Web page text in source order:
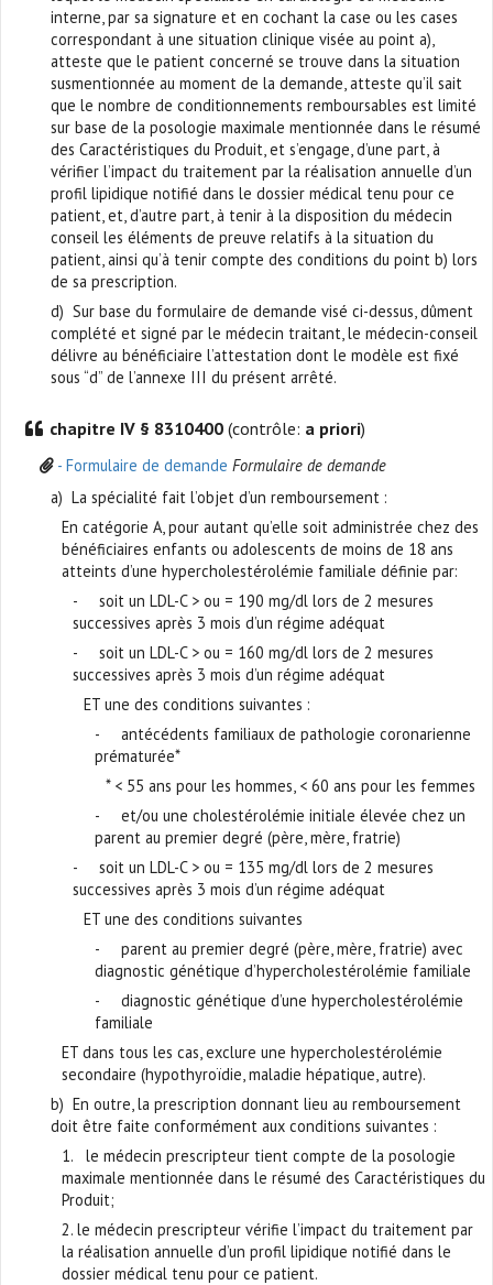
interne, par sa signature et en cochant la case ou les cases
correspondant à une situation clinique visée au point a),
atteste que le patient concerné se trouve dans la situation
susmentionnée au moment de la demande, atteste qu’il sait
que le nombre de conditionnements remboursables est limité
sur base de la posologie maximale mentionnée dans le résumé
des Caractéristiques du Produit, et s’engage, d’une part, à
vérifier l’impact du traitement par la réalisation annuelle d’un
profil lipidique notifié dans le dossier médical tenu pour ce
patient, et, d’autre part, à tenir à la disposition du médecin
conseil les éléments de preuve relatifs à la situation du
patient, ainsi qu’à tenir compte des conditions du point b) lors
de sa prescription.
d) Sur base du formulaire de demande visé ci-dessus, dûment
complété et signé par le médecin traitant, le médecin-conseil
délivre au bénéficiaire l’attestation dont le modèle est fixé
sous “d” de l’annexe III du présent arrêté.
chapitre IV § 8310400 (contrôle: a priori)
- Formulaire de demande Formulaire de demande
a) La spécialité fait l’objet d’un remboursement :
En catégorie A, pour autant qu’elle soit administrée chez des
bénéficiaires enfants ou adolescents de moins de 18 ans
atteints d’une hypercholestérolémie familiale définie par:
- soit un LDL-C > ou = 190 mg/dl lors de 2 mesures
successives après 3 mois d’un régime adéquat
- soit un LDL-C > ou = 160 mg/dl lors de 2 mesures
successives après 3 mois d’un régime adéquat
ET une des conditions suivantes :
- antécédents familiaux de pathologie coronarienne
prématurée*
* < 55 ans pour les hommes, < 60 ans pour les femmes
- et/ou une cholestérolémie initiale élevée chez un
parent au premier degré (père, mère, fratrie)
- soit un LDL-C > ou = 135 mg/dl lors de 2 mesures
successives après 3 mois d’un régime adéquat
ET une des conditions suivantes
- parent au premier degré (père, mère, fratrie) avec
diagnostic génétique d’hypercholestérolémie familiale
- diagnostic génétique d’une hypercholestérolémie
familiale
ET dans tous les cas, exclure une hypercholestérolémie
secondaire (hypothyroïdie, maladie hépatique, autre).
b) En outre, la prescription donnant lieu au remboursement
doit être faite conformément aux conditions suivantes :
1. le médecin prescripteur tient compte de la posologie
maximale mentionnée dans le résumé des Caractéristiques du
Produit;
2. le médecin prescripteur vérifie l’impact du traitement par
la réalisation annuelle d’un profil lipidique notifié dans le
dossier médical tenu pour ce patient.